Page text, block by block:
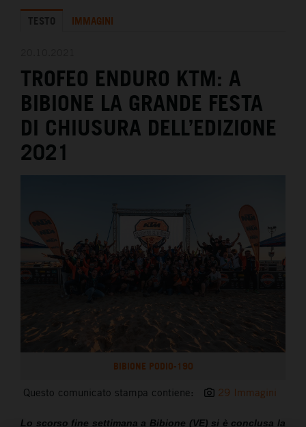
L'AZIENDA
TESTO IMMAGINI
TROFEO ENDURO KTM: A
BIBIONE LA GRANDE FESTA
DI CHIUSURA DELL’EDIZIONE
2021
BIBIONE PODIO-190
Questo comunicato stampa contiene: 29 Immagini
Lo scorso fine settimana a Bibione (VE) si è conclusa la